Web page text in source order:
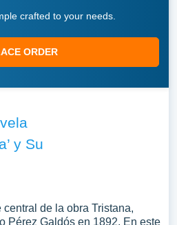
crafted to your needs.
ORDER
y Su
de la obra Tristana,
Pérez Galdós en 1892. En este